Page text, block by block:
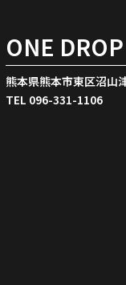
ONE
熊本県熊本市東区沼山
TEL 096-331-1106